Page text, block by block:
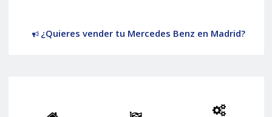
¿Quieres vender tu Mercedes Benz en Madrid?